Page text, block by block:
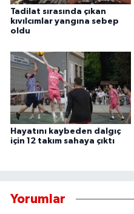
Tadilat sırasında çıkan
kıvılcımlar yangına sebep
oldu
Hayatını kaybeden dalgıç
için 12 takım sahaya çıktı
Yorumlar